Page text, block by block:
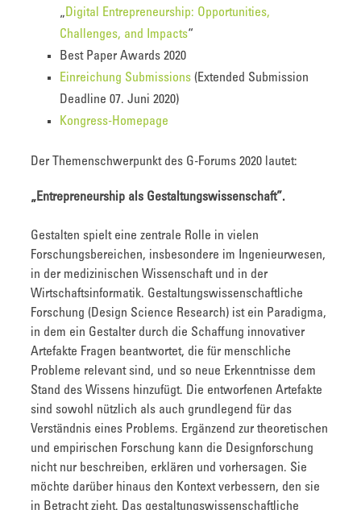
„Digital Entrepreneurship: Opportunities,
Challenges, and Impacts“
Best Paper Awards 2020
Einreichung Submissions (Extended Submission
Deadline 07. Juni 2020)
Kongress-Homepage
Der Themenschwerpunkt des G-Forums 2020 lautet:
„Entrepreneurship als Gestaltungswissenschaft”.
Gestalten spielt eine zentrale Rolle in vielen
Forschungsbereichen, insbesondere im Ingenieurwesen,
in der medizinischen Wissenschaft und in der
Wirtschaftsinformatik. Gestaltungswissenschaftliche
Forschung (Design Science Research) ist ein Paradigma,
in dem ein Gestalter durch die Schaffung innovativer
Artefakte Fragen beantwortet, die für menschliche
Probleme relevant sind, und so neue Erkenntnisse dem
Stand des Wissens hinzufügt. Die entworfenen Artefakte
sind sowohl nützlich als auch grundlegend für das
Verständnis eines Problems. Ergänzend zur theoretischen
und empirischen Forschung kann die Designforschung
nicht nur beschreiben, erklären und vorhersagen. Sie
möchte darüber hinaus den Kontext verbessern, den sie
in Betracht zieht. Das gestaltungswissenschaftliche